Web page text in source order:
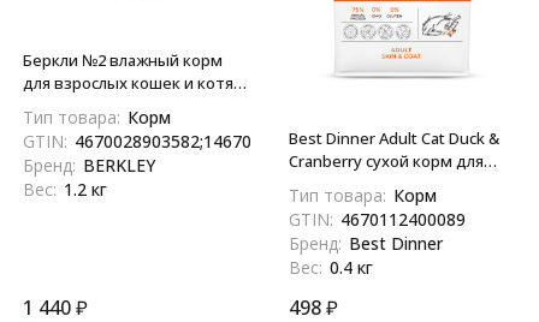
Беркли №2 влажный корм
для взрослых кошек и котят,
шт
Тип товара: Корм
GTIN: 4670028903582;14670028903589
Бренд: BERKLEY
Вес: 1.2 кг
1 440₽
Best Dinner Adult Cat Duck &
Cranberry сухой корм для
кожей и шерстью с уткой и
клюквой - 400 г
Тип товара: Корм
GTIN: 4670112400089
Бренд: Best Dinner
Вес: 0.4 кг
498₽